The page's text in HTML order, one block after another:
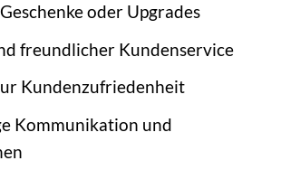
oder Upgrades
freundlicher Kundenservice
Kundenzufriedenheit
Kommunikation und